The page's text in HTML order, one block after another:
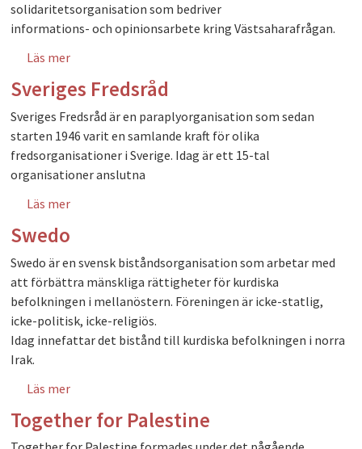
solidaritetsorganisation som bedriver
informations- och opinionsarbete kring Västsaharafrågan.
Läs merom Svenska Västsaharakommittén
Sveriges Fredsråd
Sveriges Fredsråd är en paraplyorganisation som sedan
starten 1946 varit en samlande kraft för olika
fredsorganisationer i Sverige. Idag är ett 15-tal
organisationer anslutna
Läs merom Sveriges Fredsråd
Swedo
Swedo är en svensk biståndsorganisation som arbetar med
att förbättra mänskliga rättigheter för kurdiska
befolkningen i mellanöstern. Föreningen är icke-statlig,
icke-politisk, icke-religiös.
Idag innefattar det bistånd till kurdiska befolkningen i norra
Irak.
Läs merom Swedo
Together for Palestine